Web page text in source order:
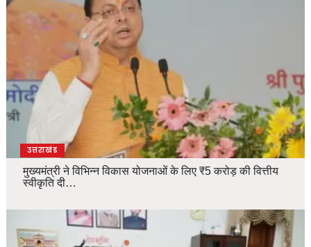
उत्तराखंड
मुख्यमंत्री ने विभिन्न विकास योजनाओं के लिए ₹5 करोड़ की वित्तीय
स्वीकृति दी…